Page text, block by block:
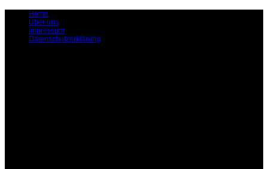
Home
Über uns
Impressum
Datenschutzerklärung